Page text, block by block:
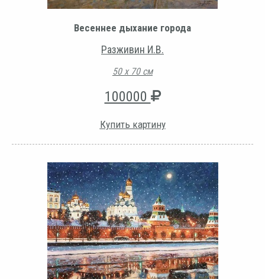
Весеннее дыхание города
Разживин И.В.
50 х 70 см
100000
Купить картину